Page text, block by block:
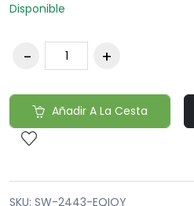
Disponible
Añadir A La Cesta
SKU: SW-2443-EQIOY